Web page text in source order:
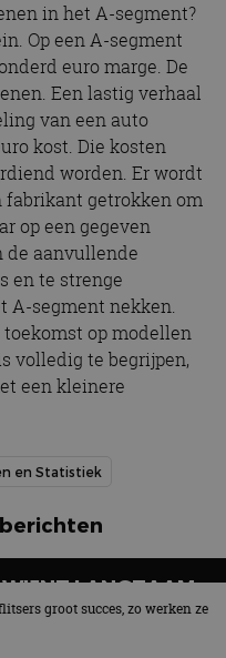
in het A-segment?
Op een A-segment
euro marge. De
Een lastig verhaal
van een auto
kost. Die kosten
worden. Er wordt
fabrikant getrokken om
op een gegeven
de aanvullende
en te strenge
A-segment nekken.
op modellen
volledig te begrijpen,
een kleinere
en Statistiek
LANGZAAM
verdwijnt
groot succes, zo werken ze